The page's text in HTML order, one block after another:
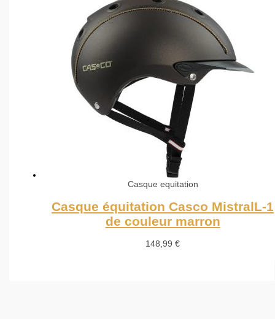
Casque equitation
Casque équitation Casco MistralL-1
de couleur marron
148,99€